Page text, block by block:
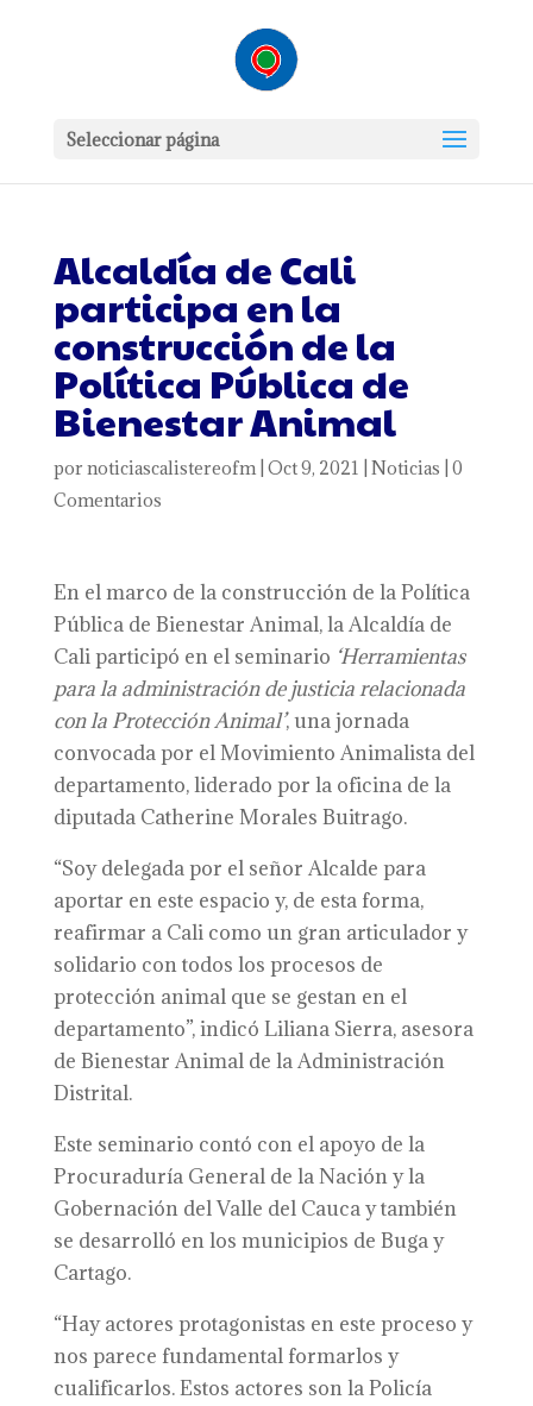
Seleccionar página
Alcaldía de Cali
participa en la
construcción de la
Política Pública de
Bienestar Animal
por noticiascalistereofm| Oct 9, 2021 Noticias 0
Comentarios
En el marco de la construcción de la Política
Pública de Bienestar Animal, la Alcaldía de
Cali participó en el seminario ‘Herramientas
para la administración de justicia relacionada
con la Protección Animal’, una jornada
convocada por el Movimiento Animalista del
departamento, liderado por la oficina de la
diputada Catherine Morales Buitrago.
“Soy delegada por el señor Alcalde para
aportar en este espacio y, de esta forma,
reafirmar a Cali como un gran articulador y
solidario con todos los procesos de
protección animal que se gestan en el
departamento”, indicó Liliana Sierra, asesora
de Bienestar Animal de la Administración
Distrital.
Este seminario contó con el apoyo de la
Procuraduría General de la Nación y la
Gobernación del Valle del Cauca y también
se desarrolló en los municipios de Buga y
Cartago.
“Hay actores protagonistas en este proceso y
nos parece fundamental formarlos y
cualificarlos. Estos actores son la Policía